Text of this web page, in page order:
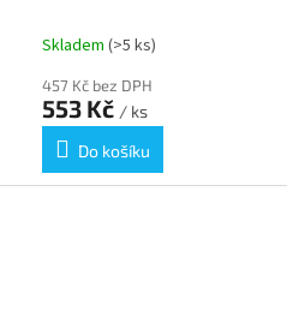
Skladem (>5 ks)
457 Kč bez DPH
553 Kč / ks
Do košíku